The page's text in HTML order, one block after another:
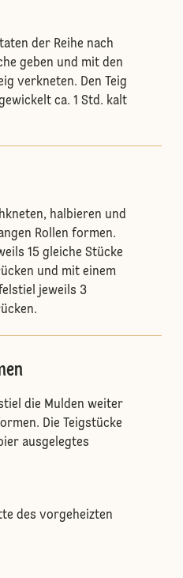
der Reihe nach
geben und mit den
verkneten. Den Teig
ca. 1 Std. kalt
halbieren und
Rollen formen.
15 gleiche Stücke
und mit einem
jeweils 3
die Mulden weiter
Die Teigstücke
ausgelegtes
des vorgeheizten